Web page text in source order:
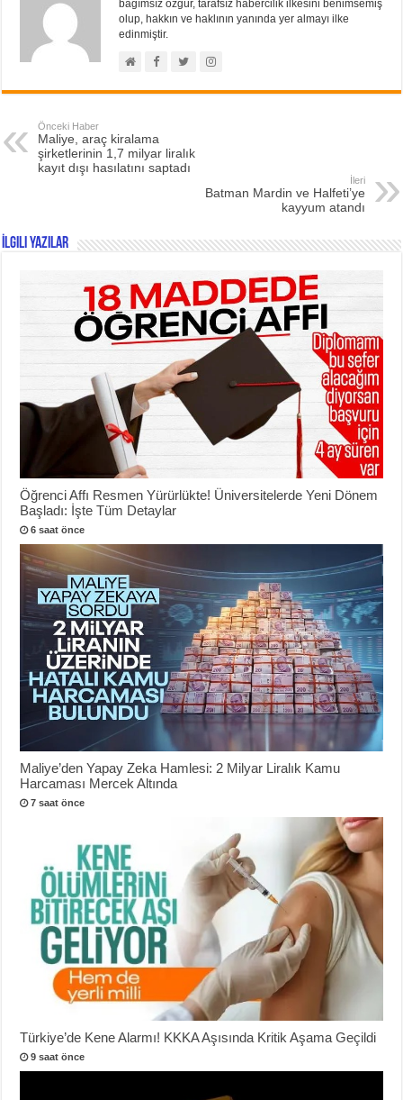
bağımsız özgür, tarafsız habercilik ilkesini benimsemiş
olup, hakkın ve haklının yanında yer almayı ilke
edinmiştir.
Önceki Haber
Maliye, araç kiralama
şirketlerinin 1,7 milyar liralık
kayıt dışı hasılatını saptadı
İleri
Batman Mardin ve Halfeti’ye
kayyum atandı
İlgili Yazılar
Öğrenci Affı Resmen Yürürlükte! Üniversitelerde Yeni Dönem
Başladı: İşte Tüm Detaylar
6 saat önce
Maliye’den Yapay Zeka Hamlesi: 2 Milyar Liralık Kamu
Harcaması Mercek Altında
7 saat önce
Türkiye’de Kene Alarmı! KKKA Aşısında Kritik Aşama Geçildi
9 saat önce